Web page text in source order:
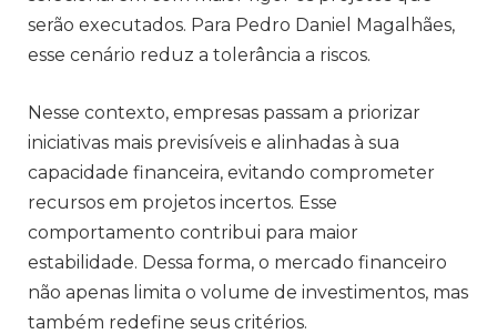
serão executados. Para Pedro Daniel Magalhães,
esse cenário reduz a tolerância a riscos.
Nesse contexto, empresas passam a priorizar
iniciativas mais previsíveis e alinhadas à sua
capacidade financeira, evitando comprometer
recursos em projetos incertos. Esse
comportamento contribui para maior
estabilidade. Dessa forma, o mercado financeiro
não apenas limita o volume de investimentos, mas
também redefine seus critérios.